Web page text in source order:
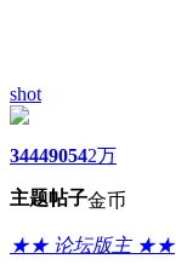
shot
3444
主题
9054
帖子
2万
金币
★★ 论坛版主 ★★